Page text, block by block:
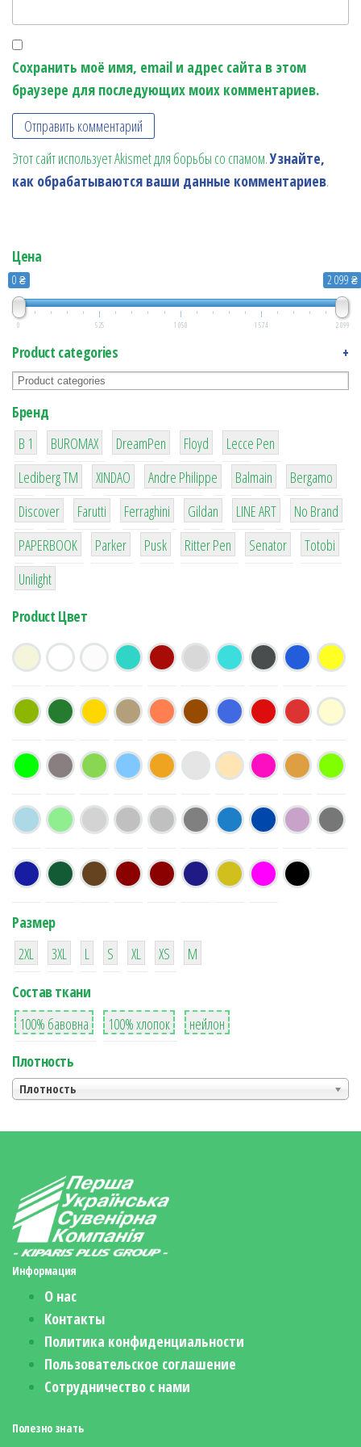
Сохранить моё имя, email и адрес сайта в этом
браузере для последующих моих комментариев.
Этот сайт использует Akismet для борьбы со спамом.Узнайте,
как обрабатываются ваши данные комментариев.
Цена
0 ₴ 2 099 ₴
0 525 1 050 1 574 2 099
Product categories +
Бренд
B 1
1
BUROMAX
1
DreamPen
2
Floyd
2
Lecce Pen
3
Lediberg ТМ
3
XINDAO
1
Andre Philippe
4
Balmain
26
Bergamo
64
Discover
299
Farutti
4
Ferraghini
42
Gildan
4
LINE ART
90
No Brand
8
PAPERBOOK
6
Parker
2
Pusk
22
Ritter Pen
15
Senator
43
Totobi
1
Unilight
Product Цвет
Размер
38
2XL
16
3XL
42
L
42
S
42
XL XS
М
Состав ткани
8
100% бавовна
36
100% хлопок
2
нейлон
Плотность
Плотность
Информация
О нас
Контакты
Политика конфиденциальности
Пользовательское соглашение
Сотрудничество с нами
Полезно знать